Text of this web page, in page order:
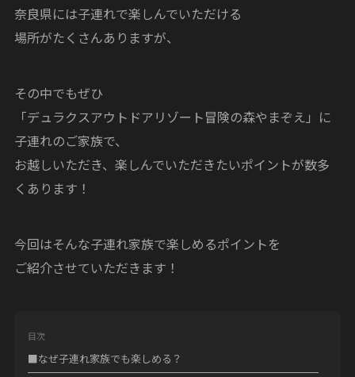
奈良県には子連れで楽しんでいただける
場所がたくさんありますが、
その中でもぜひ
「デュラクスアウトドアリゾート冒険の森やまぞえ」に
子連れのご家族で、
お越しいただき、楽しんでいただきたいポイントが数多
くあります！
今回はそんな子連れ家族で楽しめるポイントを
ご紹介させていただきます！
目次
■なぜ子連れ家族でも楽しめる？